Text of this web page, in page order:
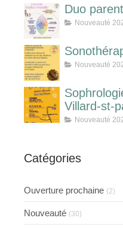
Duo
Nouveauté
Nouveauté
Villard-st-
Nouveauté
Catégories
Ouverture prochaine (2)
Nouveauté (30)